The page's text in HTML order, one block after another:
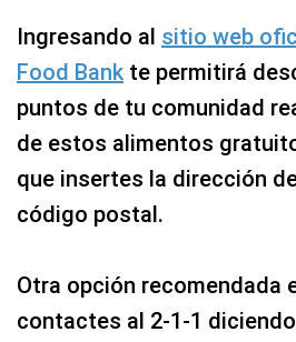
Ingresando al sitio web
Food Bank te permitirá
puntos de tu comunidad
de estos alimentos
que insertes la dirección
código postal.
Otra opción recomendada
contactes al 2-1-1